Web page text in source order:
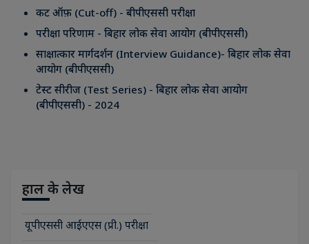
कट ऑफ़ (Cut-off) - बीपीएससी परीक्षा
परीक्षा परिणाम - बिहार लोक सेवा आयोग (बीपीएससी)
साक्षात्कार मार्गदर्शन (Interview Guidance)- बिहार लोक सेवा
आयोग (बीपीएससी)
टेस्ट सीरीज (Test Series) - बिहार लोक सेवा आयोग
(बीपीएससी) - 2024
हाल के लेख
यूपीएससी आईएएस (प्री.) परीक्षा